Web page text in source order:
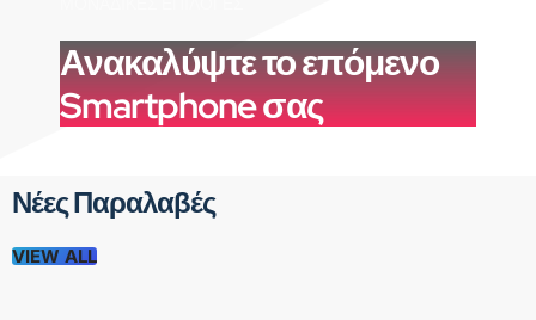
Ανακαλύψτε το επόμενο
Smartphone σας
Νέες Παραλαβές
VIEW ALL